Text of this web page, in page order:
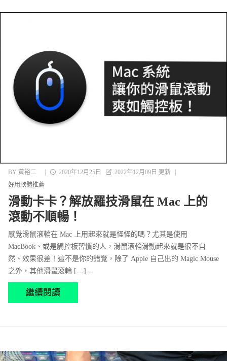
BY 黃裕二 2020年12月25日 2022年12月09日 更新
好用軟體推薦
滑動卡卡？解放羅技滑鼠在 Mac 上的
滾動不順暢！
感覺滑鼠滾輪在 Mac 上用起來就是怪怪的嗎？尤其是使用
MacBook、或是觸控板習慣的人，滑鼠滾輪滑動起來就是很不自
然、效果很差！這不是你的錯覺，除了 Apple 自己出的 Magic Mouse
之外，其他滑鼠滾輪 […]...
繼續閱讀